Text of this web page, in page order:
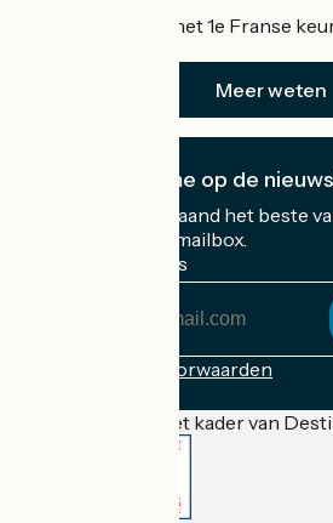
Accueil Vélo is het 1e Franse
Meer weten
Ik abonneer me op de
Ontvang elke maand het beste
Frankrijk in uw mailbox.
Mijn e-mailadres
Inschrijvingsvoorwaarden
Gefinancierd in het kader van